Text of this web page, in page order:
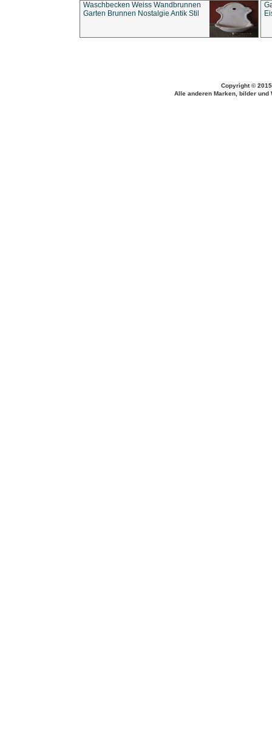
Waschbecken Weiss Wandbrunnen
Garten Brunnen Nostalgie Antik Stil
Copyright ©
Alle anderen Marken, bilder und